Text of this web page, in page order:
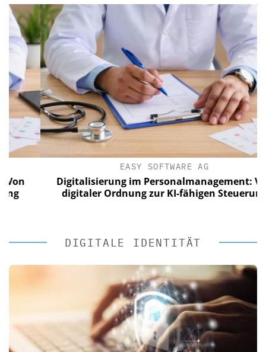
EASY SOFTWARE AG
Digitalisierung im Personalmanagement: Von
digitaler Ordnung zur KI-fähigen Steuerung
DIGITALE IDENTITÄT